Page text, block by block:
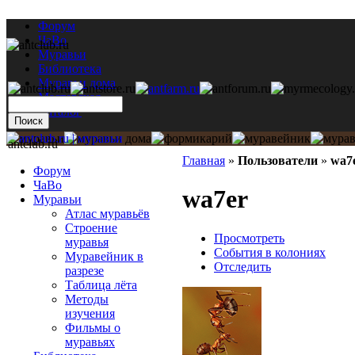
Форум
ЧаВо
Муравьи
Библиотека
Муравьи дома
Мастерская
Каталог
Главная » Пользователи »
wa7er
Просмотреть
События в колониях
Отследить
antclub.ru
Форум
ЧаВо
Муравьи
Атлас муравьёв
Строение
муравья
Муравейник в
разрезе
Таблица лёта
Методы
изучения
Фильмы о
муравьях